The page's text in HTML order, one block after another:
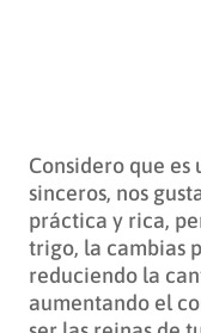
Considero que es
sinceros, nos
práctica y rica,
trigo, la cambias
reduciendo la
aumentando el